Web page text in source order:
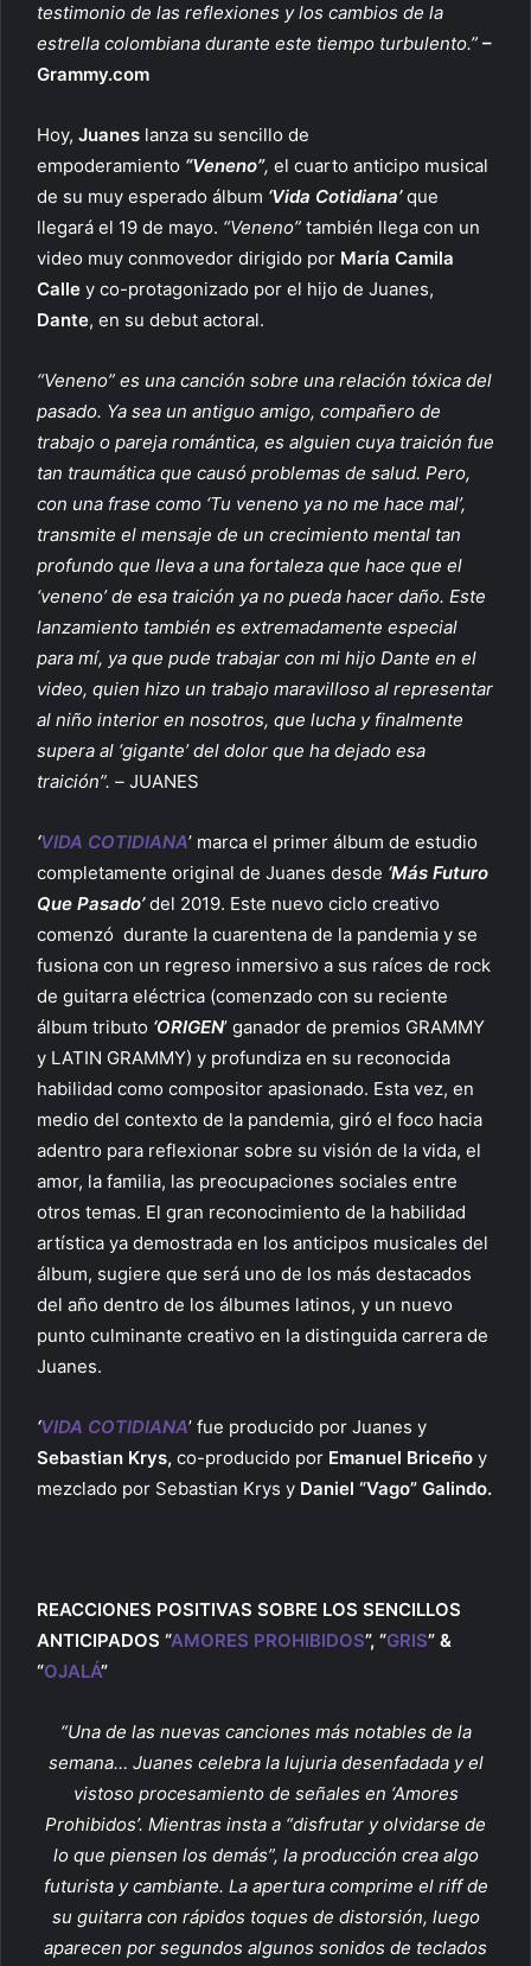
testimonio de las reflexiones y los cambios de la
estrella colombiana durante este tiempo turbulento.” –
Grammy.com
Hoy, Juanes lanza su sencillo de
empoderamiento “Veneno”, el cuarto anticipo musical
de su muy esperado álbum ‘Vida Cotidiana’que
llegará el 19 de mayo. “Veneno” también llega con un
video muy conmovedor dirigido por María Camila
Calle y co-protagonizado por el hijo de Juanes,
Dante, en su debut actoral.
“Veneno” es una canción sobre una relación tóxica del
pasado. Ya sea un antiguo amigo, compañero de
trabajo o pareja romántica, es alguien cuya traición fue
tan traumática que causó problemas de salud. Pero,
con una frase como ‘Tu veneno ya no me hace mal’,
transmite el mensaje de un crecimiento mental tan
profundo que lleva a una fortaleza que hace que el
‘veneno’ de esa traición ya no pueda hacer daño. Este
lanzamiento también es extremadamente especial
para mí, ya que pude trabajar con mi hijo Dante en el
video, quien hizo un trabajo maravilloso al representar
al niño interior en nosotros, que lucha y finalmente
supera al ‘gigante’ del dolor que ha dejado esa
traición”. – JUANES
‘VIDA COTIDIANA’ marca el primer álbum de estudio
completamente original de Juanes desde ‘Más Futuro
Que Pasado’del 2019. Este nuevo ciclo creativo
comenzó durante la cuarentena de la pandemia y se
fusiona con un regreso inmersivo a sus raíces de rock
de guitarra eléctrica (comenzado con su reciente
álbum tributo ‘ORIGEN’ ganador de premios GRAMMY
y LATIN GRAMMY) y profundiza en su reconocida
habilidad como compositor apasionado. Esta vez, en
medio del contexto de la pandemia, giró el foco hacia
adentro para reflexionar sobre su visión de la vida, el
amor, la familia, las preocupaciones sociales entre
otros temas. El gran reconocimiento de la habilidad
artística ya demostrada en los anticipos musicales del
álbum, sugiere que será uno de los más destacados
del año dentro de los álbumes latinos, y un nuevo
punto culminante creativo en la distinguida carrera de
Juanes.
‘VIDA COTIDIANA’ fue producido por Juanes y
Sebastian Krys, co-producido por Emanuel Briceño y
mezclado por Sebastian Krys y Daniel “Vago” Galindo.
REACCIONES POSITIVAS SOBRE LOS SENCILLOS
ANTICIPADOS “AMORES PROHIBIDOS”, “GRIS” &
“OJALÁ”
“Una de las nuevas canciones más notables de la
semana… Juanes celebra la lujuria desenfadada y el
vistoso procesamiento de señales en ‘Amores
Prohibidos’. Mientras insta a “disfrutar y olvidarse de
lo que piensen los demás”, la producción crea algo
futurista y cambiante. La apertura comprime el riff de
su guitarra con rápidos toques de distorsión, luego
aparecen por segundos algunos sonidos de teclados